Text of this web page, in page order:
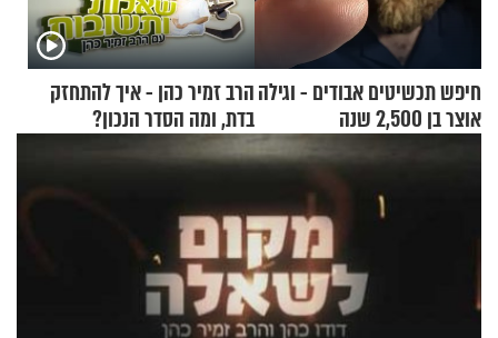
חיפש תכשיטים אבודים - וגילה
אוצר בן 2,500 שנה
הרב זמיר כהן - איך להתחזק
בדת, ומה הסדר הנכון?